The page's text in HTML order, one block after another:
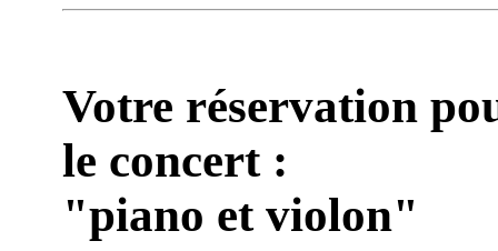
Votre réservation
le concert :
"piano et violon"